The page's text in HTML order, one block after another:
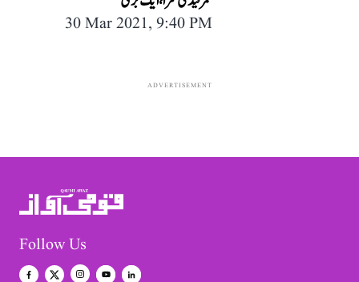
30 Mar 2021, 9:40 PM
ADVERTISEMENT
Follow Us